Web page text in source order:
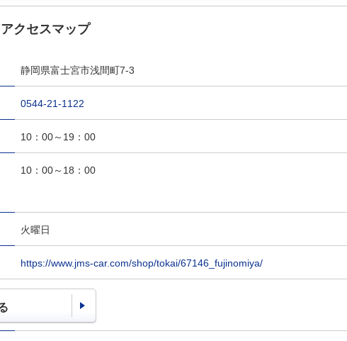
クセスマップ
静岡県富士宮市浅間町7-3
0544-21-1122
10：00～19：00
10：00～18：00
火曜日
https://www.jms-car.com/shop/tokai/67146_fujinomiya/